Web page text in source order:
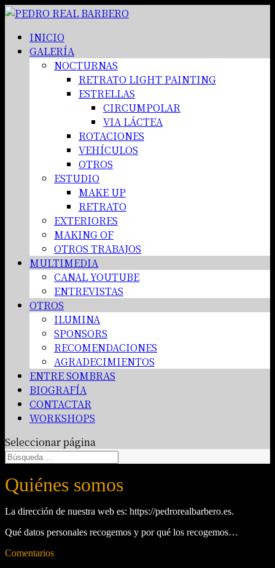
INICIO
GALERÍA
NOCTURNAS
RETRATO LIGHT PAINTING
ESTRELLAS
CIRCUMPOLAR
VIA LÁCTEA
ROTACIONES
VEHÍCULOS
OTROS
ESTUDIO
MAKE UP
RETRATO
EXTERIORES
MAKING OF
OTROS TRABAJOS
MULTIMEDIA
CANAL YOUTUBE
ENTREVISTAS
OTROS
ILUMINA
SPONSORS
RECOMENDACIONES
AGRADECIMIENTOS
ENTRE SOMBRAS
BIOGRAFÍA
CONTACTAR
WORKSHOPS
Seleccionar página
Quiénes somos
La dirección de nuestra web es: https://pedrorealbarbero.es.
Qué datos personales recogemos y por qué los recogemos…
Comentarios